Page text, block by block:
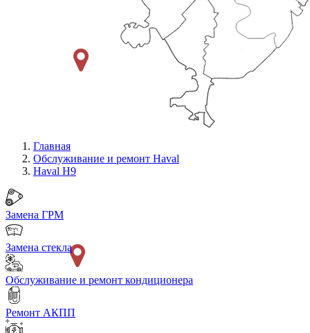
Главная
Обслуживание и ремонт Haval
Haval H9
Замена ГРМ
Замена стекла
Обслуживание и ремонт кондиционера
Ремонт АКПП